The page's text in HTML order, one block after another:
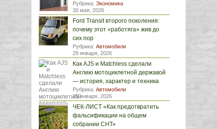
Рубрика: Экономика
30 мая, 2026
Ford Transit второго поколения:
почему этот «работяга» жив до
сих пор
Рубрика: Автомобили
29 января, 2026
Как AJS и Matchless сделали
Англию мотоциклетной державой
— история, характер и техника
Рубрика: Автомобили
29 января, 2026
ЧЕК-ЛИСТ «Как предотвратить
фальсификации на общем
собрании СНТ»